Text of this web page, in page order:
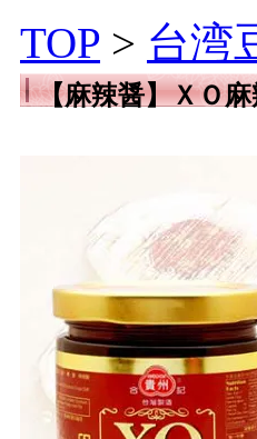
TOP > 台湾
【麻辣醤】ＸＯ